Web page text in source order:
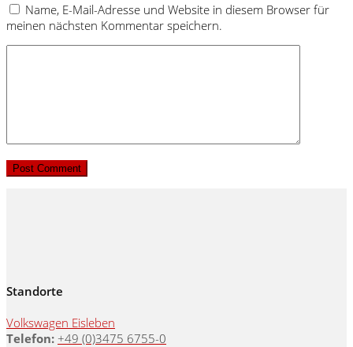
Name, E-Mail-Adresse und Website in diesem Browser für
meinen nächsten Kommentar speichern.
Standorte
Volkswagen Eisleben
Telefon: +49 (0)3475 6755-0